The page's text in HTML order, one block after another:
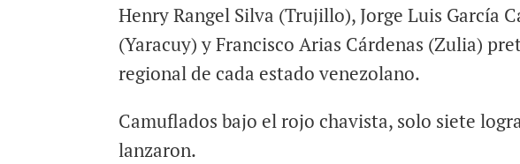
Henry Rangel Silva (Trujillo), Jorge Luis García
(Yaracuy) y Francisco Arias Cárdenas (Zulia)
regional de cada estado venezolano.
Camuflados bajo el rojo chavista, solo siete
lanzaron.